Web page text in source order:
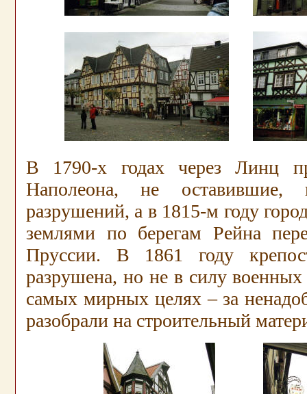
В 1790-х годах через Линц
Наполеона, не оставившие,
разрушений, а в 1815-м году
землями по берегам Рейна
Пруссии. В 1861 году
разрушена, но не в силу военных
самых мирных целях – за
разобрали на строительный